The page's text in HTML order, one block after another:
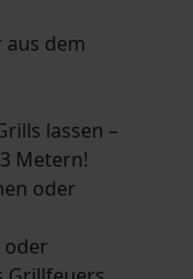
dem
lassen –
Metern!
oder
oder